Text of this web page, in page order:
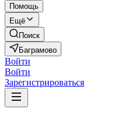
Помощь
Ещё
Поиск
Баграмово
Войти
Войти
Зарегистрироваться